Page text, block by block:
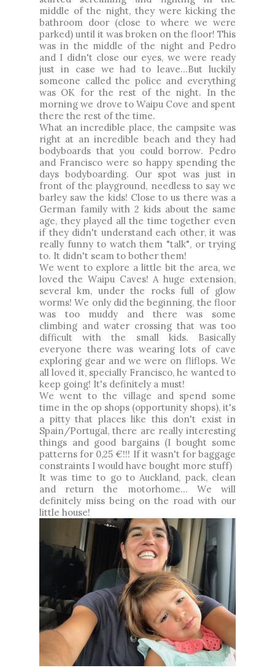
middle of the night, they were kicking the
bathroom door (close to where we were
parked) until it was broken on the floor! This
was in the middle of the night and Pedro
and I didn't close our eyes, we were ready
just in case we had to leave…But luckily
someone called the police and everything
was OK for the rest of the night. In the
morning we drove to Waipu Cove and spent
there the rest of the time.
What an incredible place, the campsite was
right at an incredible beach and they had
bodyboards that you could borrow. Pedro
and Francisco were so happy spending the
days bodyboarding. Our spot was just in
front of the playground, needless to say we
barley saw the kids! Close to us there was a
German family with 2 kids about the same
age, they played all the time together even
if they didn't understand each other, it was
really funny to watch them "talk", or trying
to. It didn't seam to bother them!
We went to explore a little bit the area, we
loved the Waipu Caves! A huge extension,
several km, under the rocks full of glow
worms! We only did the beginning, the floor
was too muddy and there was some
climbing and water crossing that was too
difficult with the small kids. Basically
everyone there was wearing lots of cave
exploring gear and we were on fliflops. We
all loved it, specially Francisco, he wanted to
keep going! It's definitely a must!
We went to the village and spend some
time in the op shops (opportunity shops), it's
a pitty that places like this don't exist in
Spain/Portugal, there are really interesting
things and good bargains (I bought some
patterns for 0,25 €!!! If it wasn't for baggage
constraints I would have bought more stuff)
It was time to go to Auckland, pack, clean
and return the motorhome... We will
definitely miss being on the road with our
little house!